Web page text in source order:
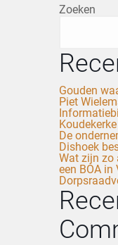
Zoeken
Gouden
Piet
Koudekerke
De
Dishoek
Wat zijn zo
een BOA in